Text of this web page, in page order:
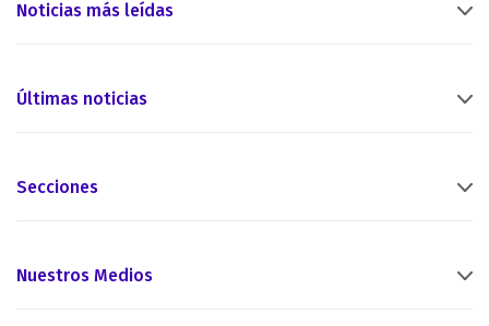
Noticias más leídas
Últimas noticias
Secciones
Nuestros Medios